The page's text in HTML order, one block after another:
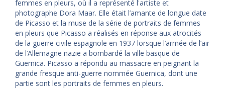
femmes en pleurs, où il a représenté l'artiste et
photographe Dora Maar. Elle était l’amante de longue date
de Picasso et la muse de la série de portraits de femmes
en pleurs que Picasso a réalisés en réponse aux atrocités
de la guerre civile espagnole en 1937 lorsque l’armée de l’air
de l’Allemagne nazie a bombardé la ville basque de
Guernica. Picasso a répondu au massacre en peignant la
grande fresque anti-guerre nommée Guernica, dont une
partie sont les portraits de femmes en pleurs.